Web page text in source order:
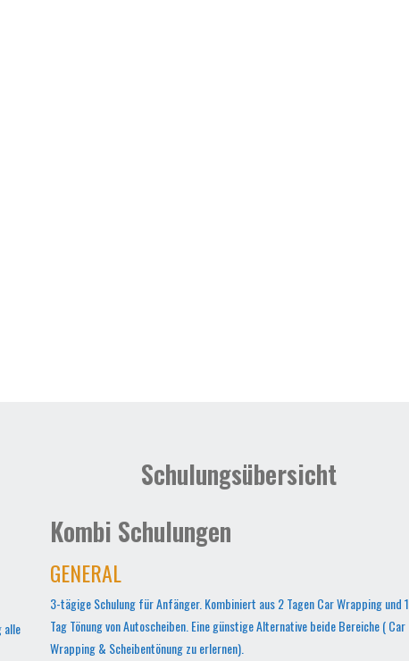
Schulungsübersicht
alle
Kombi Schulungen
GENERAL
3-tägige Schulung für Anfänger. Kombiniert aus 2 Tagen Car Wrapping und 1
Tag Tönung von Autoscheiben. Eine günstige Alternative beide Bereiche ( Car
Wrapping & Scheibentönung zu erlernen).